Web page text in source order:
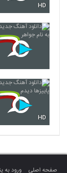
147
149
151
HD
HD
صفحه اصلی ورود به